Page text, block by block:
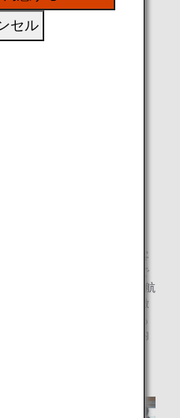
るといっても、機内でお客
品質を維持することが重要で
材の選定を始め、地上や運航
保冷状態を保てるか」を徹
する保冷剤は、人が触れても
性に配慮している上、機内
きるようになりました。
セル